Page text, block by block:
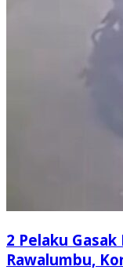
2 Pelaku
Rawalumbu,